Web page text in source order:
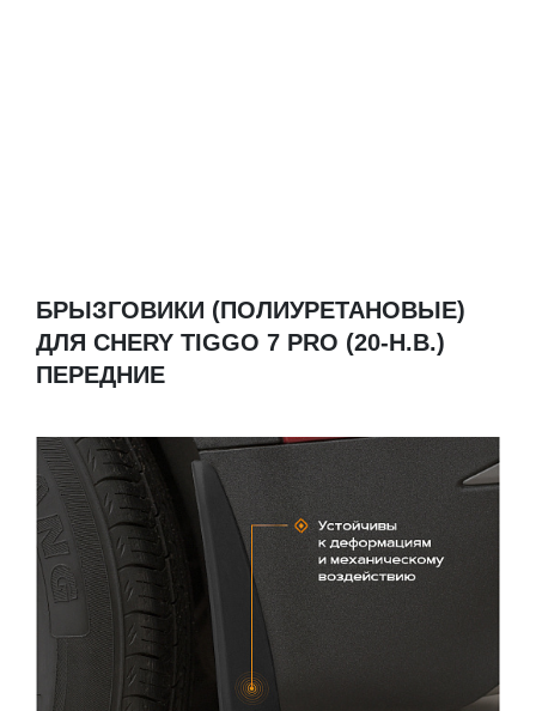
БРЫЗГОВИКИ (ПОЛИУРЕТАНОВЫЕ)
ДЛЯ CHERY TIGGO 7 PRO (20-Н.В.)
ПЕРЕДНИЕ